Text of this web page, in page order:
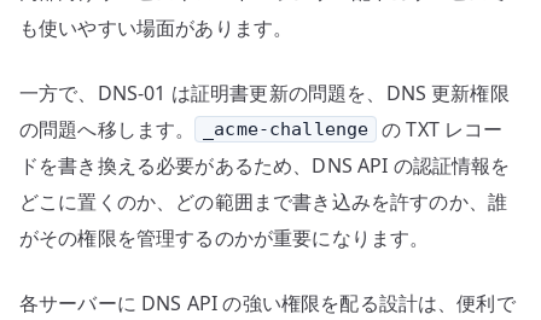
も使いやすい場面があります。
一方で、DNS-01 は証明書更新の問題を、DNS 更新権限
の問題へ移します。
_acme-challenge
の TXT レコー
ドを書き換える必要があるため、DNS API の認証情報を
どこに置くのか、どの範囲まで書き込みを許すのか、誰
がその権限を管理するのかが重要になります。
各サーバーに DNS API の強い権限を配る設計は、便利で